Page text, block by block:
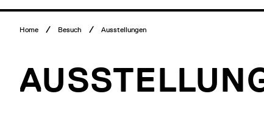
Breadcrumb
Home Besuch Ausstellungen